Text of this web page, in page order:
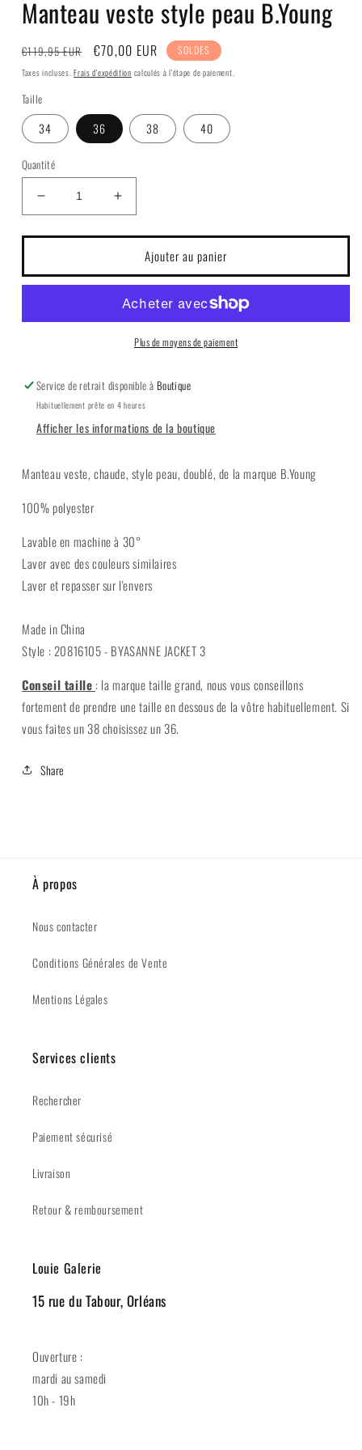
fenêtre
modale
Manteau veste style peau B.Young
Prix
habituel
€119,95 EUR
Prix
soldé
€70,00 EUR SOLDES
Taxes incluses.Frais d'expédition calculés à l'étape de paiement.
Taille
34 36 38 40
Quantité
Réduire
la
quantité
Manteau
veste
peau
Augmenter
la
quantité
Manteau
veste
style
peau
B.Young
Ajouter au panier
Plus de moyens de paiement
Service de retrait disponible à Boutique
Habituellement prête en 4 heures
Afficher les informations de la boutique
Manteau veste, chaude, style peau, doublé, de la marque B.Young
100% polyester
Lavable en machine à 30°
Laver avec des couleurs similaires
Laver et repasser sur l'envers
Made in China
Style : 20816105 - BYASANNE JACKET 3
Conseil taille : la marque taille grand, nous vous conseillons
fortement de prendre une taille en dessous de la vôtre habituellement. Si
vous faites un 38 choisissez un 36.
Share
À propos
Nous contacter
Conditions Générales de Vente
Mentions Légales
Services clients
Rechercher
Paiement sécurisé
Livraison
Retour & remboursement
Louie Galerie
15 rue du Tabour, Orléans
Ouverture :
mardi au samedi
10h - 19h